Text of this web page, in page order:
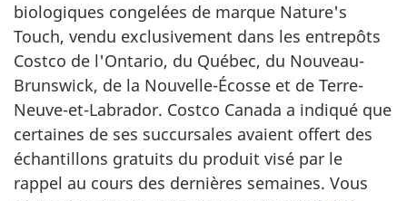
biologiques congelées de marque Nature's
Touch, vendu exclusivement dans les entrepôts
Costco de l'Ontario, du Québec, du Nouveau-
Brunswick, de la Nouvelle-Écosse et de Terre-
Neuve-et-Labrador. Costco Canada a indiqué que
certaines de ses succursales avaient offert des
échantillons gratuits du produit visé par le
rappel au cours des dernières semaines. Vous